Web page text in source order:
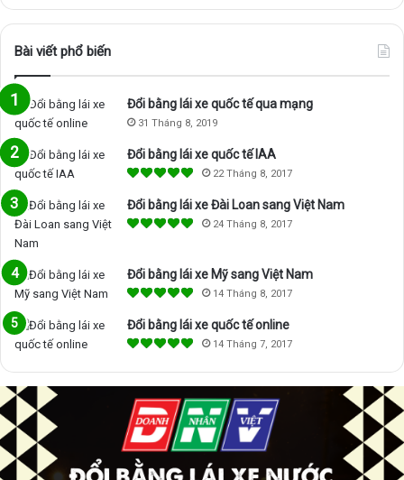
Bài viết phổ biến
Đổi bằng lái xe quốc tế qua mạng
31 Tháng 8, 2019
Đổi bằng lái xe quốc tế IAA
22 Tháng 8, 2017
Đổi bằng lái xe Đài Loan sang Việt Nam
24 Tháng 8, 2017
Đổi bằng lái xe Mỹ sang Việt Nam
14 Tháng 8, 2017
Đổi bằng lái xe quốc tế online
14 Tháng 7, 2017